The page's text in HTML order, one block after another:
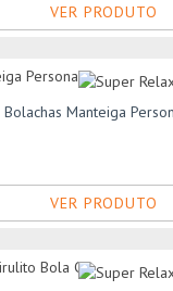
VER PRODUTO
Bolachas Manteiga
VER PRODUTO